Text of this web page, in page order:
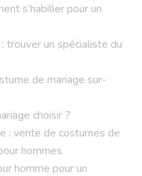
s’habiller pour un
trouver un spécialiste du
de mariage sur-
choisir ?
: vente de costumes de
hommes
homme pour un